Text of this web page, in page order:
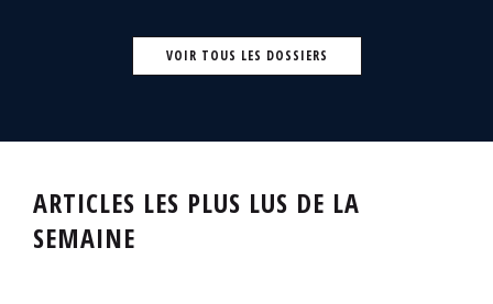
VOIR TOUS LES DOSSIERS
ARTICLES LES PLUS LUS DE LA
SEMAINE